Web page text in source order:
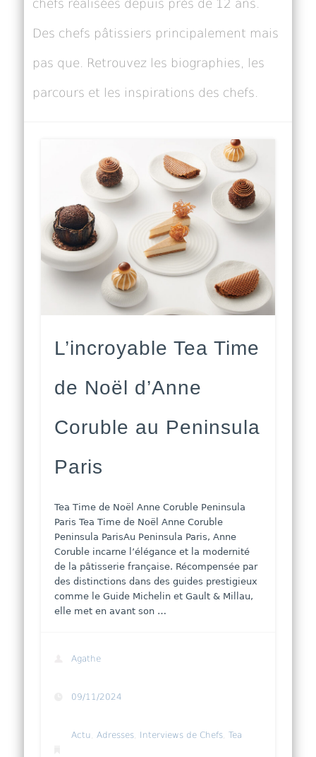
chefs réalisées depuis près de 12 ans.
Des chefs pâtissiers principalement mais
pas que. Retrouvez les biographies, les
parcours et les inspirations des chefs.
L’incroyable Tea Time
de Noël d’Anne
Coruble au Peninsula
Paris
Tea Time de Noël Anne Coruble Peninsula
Paris Tea Time de Noël Anne Coruble
Peninsula ParisAu Peninsula Paris, Anne
Coruble incarne l’élégance et la modernité
de la pâtisserie française. Récompensée par
des distinctions dans des guides prestigieux
comme le Guide Michelin et Gault & Millau,
elle met en avant son …
Agathe
09/11/2024
Actu Adresses Interviews de Chefs ,Tea